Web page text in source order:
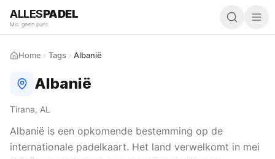
ALLESPADEL
Mis geen punt.
Home Tags Albanië
Albanië
Tirana, AL
Albanië is een opkomende bestemming op de
internationale padelkaart. Het land verwelkomt in mei